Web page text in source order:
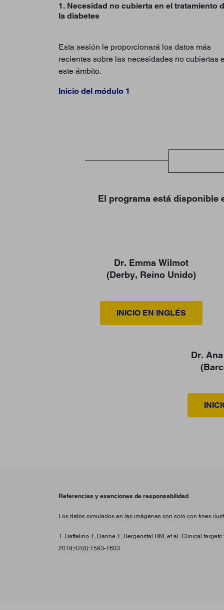
1. Necesidad no cubierta en el tratamiento
la diabetes
Esta sesión le proporcionará los datos más
recientes sobre las necesidades no cubiertas
este ámbito.
Inicio del módulo 1
El programa está disponible
Dr. Emma Wilmot
(Derby, Reino Unido)
INICIO EN INGLÉS
Dr.
Referencias y exenciones de responsabilidad
Los datos simulados en las imágenes son solo con fines
1. Battelino T, Danne T, Bergenstal RM, et al. Clinical
2019;42(8):1593-1603.